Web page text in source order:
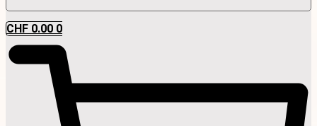
CHF 0.00 0